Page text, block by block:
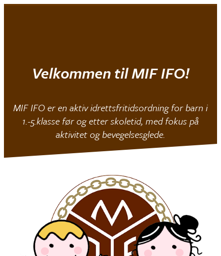
Velkommen til MIF IFO!
MIF IFO er en aktiv idrettsfritidsordning for barn i
1.-5.klasse før og etter skoletid, med fokus på
aktivitet og bevegelsesglede.